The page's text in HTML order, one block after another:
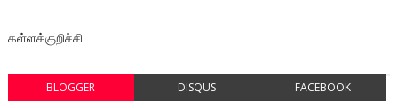
கள்ளக்குறிச்சி
BLOGGER DISQUS FACEBOOK